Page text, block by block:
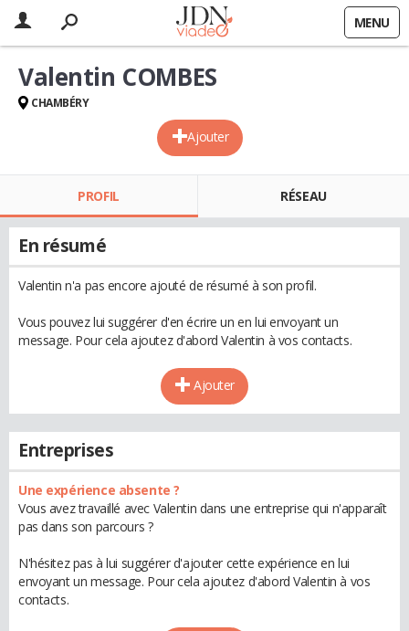
MENU
Ajouter
Valentin COMBES
CHAMBÉRY
PROFIL RÉSEAU
En résumé
Valentin n'a pas encore ajouté de résumé à son profil.
Vous pouvez lui suggérer d'en écrire un en lui envoyant un
message. Pour cela ajoutez d'abord Valentin à vos contacts.
Ajouter
Entreprises
Une expérience absente ?
Vous avez travaillé avec Valentin dans une entreprise qui n'apparaît
pas dans son parcours ?
N'hésitez pas à lui suggérer d'ajouter cette expérience en lui
envoyant un message. Pour cela ajoutez d'abord Valentin à vos
contacts.